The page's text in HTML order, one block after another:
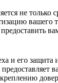
не
вашего
и его